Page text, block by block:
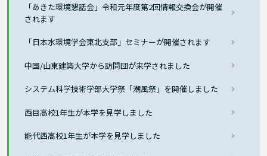
「あきた環境懇話会」令和元年度第2回情報交換会が開催
されます
「日本水環境学会東北支部」セミナーが開催されます
中国/山東建築大学から訪問団が来学されました
システム科学技術学部大学祭「潮風祭」を開催しました
西目高校1年生が本学を見学しました
能代西高校1年生が本学を見学しました